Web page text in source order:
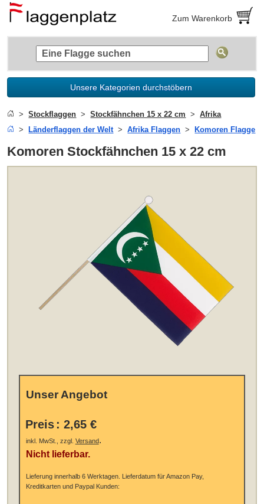
Zum Warenkorb
Unsere Kategorien durchstöbern
Stockflaggen Stockfähnchen 15 x 22 cm
Afrika
Länderflaggen der Welt
Afrika Flaggen Komoren Flagge
Komoren Stockfähnchen 15 x 22 cm
Unser Angebot
Preis : 2,65 €
inkl. MwSt., zzgl. Versand.
Nicht lieferbar.
Lieferung innerhalb 6 Werktagen. Lieferdatum für Amazon Pay,
Kreditkarten und Paypal Kunden: